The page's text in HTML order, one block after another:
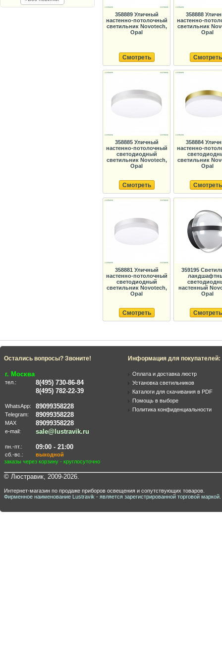
358889 Уличный
настенно-потолочный
светильник Novotech,
Opal
Смотреть
358888
настенно-
светильник
Opal
Смотреть
358885 Уличный
настенно-потолочный
светодиодный
светильник Novotech,
Opal
Смотреть
358884
настенно-
светильник
Opal
Смотреть
358881 Уличный
настенно-потолочный
светодиодный
светильник Novotech,
Opal
Смотреть
359195
настенный
Opal
Смотреть
Остались вопросы? Звоните!
г. Москва
тел.:
8(495) 730-86-84
8(495) 782-22-39
WhatsApp: 89099358228
Telegram: 89099358228
MAX 89099358228
e-mail: sale@lustravik.ru
пн.-пт.: 09:00 - 21:00
сб.-вс.:
выходной
заказы через корзину - круглосуточно
Информация для покупателей:
Оплата и доставка люстр
Установка светильников
Каталоги для скачивания в PDF
Помощь в выборе
Политика конфиденциальности
© Люстравик, 2009-2026.
Интернет-магазин по продаже приборов освещения и сопутствующих товаров.
Фирменное наименование Lustravik - является зарегистрированной торговой